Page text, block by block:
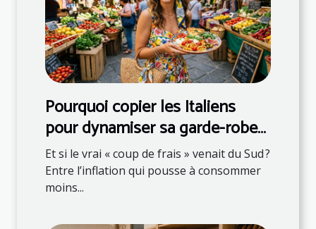
Pourquoi copier les Italiens
pour dynamiser sa garde-robe
et son assiette
Et si le vrai « coup de frais » venait du Sud ?
Entre l’inflation qui pousse à consommer
moins...